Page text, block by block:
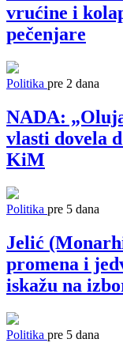
vrućine i
pečenjare
Politika pre 2 dana
NADA:
vlasti dovela
KiM
Politika pre 5 dana
Jelić
promena i
iskažu na
Politika pre 5 dana